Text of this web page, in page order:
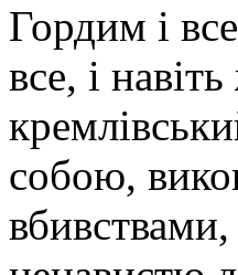
Гордим і
все, і
собою,